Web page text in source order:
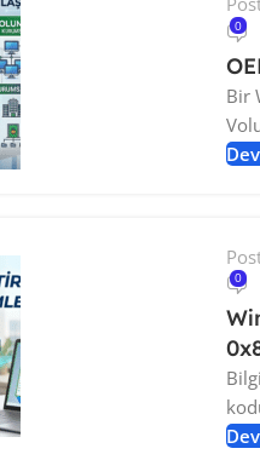
0
Bir
0